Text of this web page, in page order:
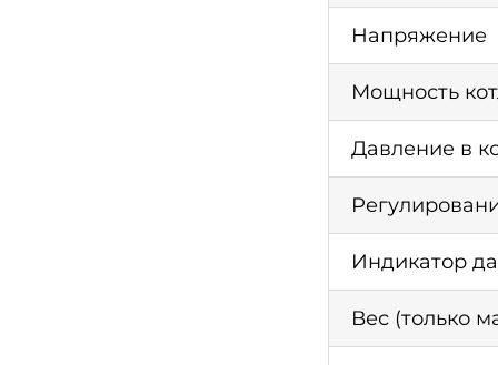
Напряжение
Мощность
Давление в
Индикатор
Вес (только